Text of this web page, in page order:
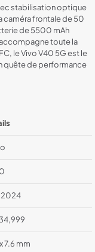
stabilisation optique
caméra frontale de 50
de 5500 mAh
toute la
le Vivo V40 5G est le
quête de performance
2024
7.6 mm